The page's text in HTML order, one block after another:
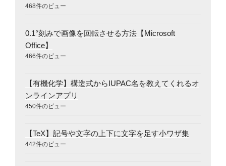
468件のビュー
0.1°刻みで画像を回転させる方法【Microsoft
Office】
466件のビュー
【有機化学】構造式からIUPAC名を教えてくれるオ
ンラインアプリ
450件のビュー
【TeX】記号や文字の上下に文字を足す小ワザ集
442件のビュー